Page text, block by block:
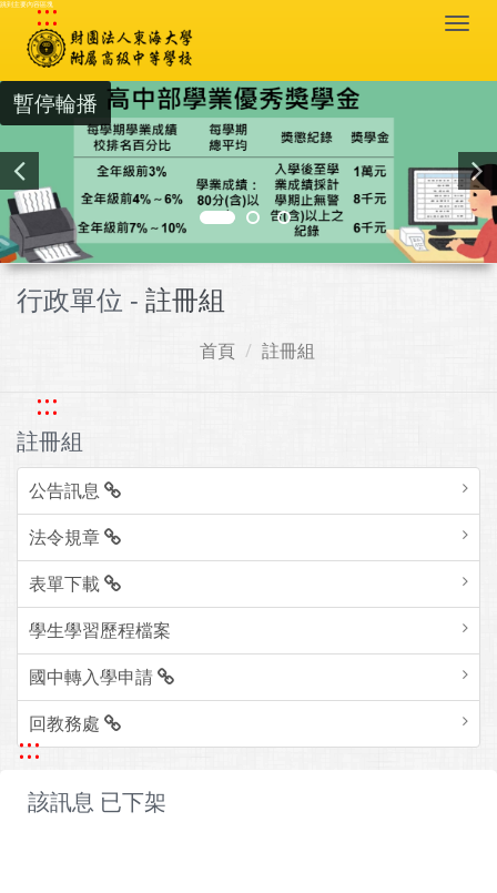
跳到主要內容區塊
:::
暫停輪播
行政單位 - 註冊組
首頁 註冊組
:::
註冊組
公告訊息
法令規章
表單下載
學生學習歷程檔案
國中轉入學申請
回教務處
:::
該訊息 已下架